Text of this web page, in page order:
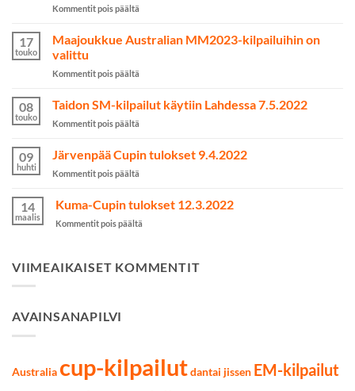
Kommentit pois päältä
kuin
nainen
kamppailulajeissa
17
touko
Maajoukkue Australian MM2023-kilpailuihin on
valittu
Kommentit pois päältä
Australian
MM2023-
valittu
08
touko
Taidon SM-kilpailut käytiin Lahdessa 7.5.2022
Kommentit pois päältä
SM-
kilpailut
7.5.2022
09
huhti
Järvenpää Cupin tulokset 9.4.2022
Kommentit pois päältä
Cupin
tulokset
9.4.2022
14
maalis
Kuma-Cupin tulokset 12.3.2022
Kommentit pois päältä
tulokset
VIIMEAIKAISET KOMMENTIT
AVAINSANAPILVI
Australia cup-kilpailutdantai jissen EM-kilpailut